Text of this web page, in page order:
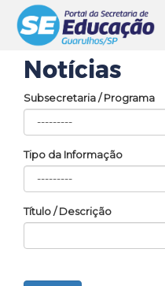
Notícias
Subsecretaria / Programa
Tipo da Informação
Título / Descrição